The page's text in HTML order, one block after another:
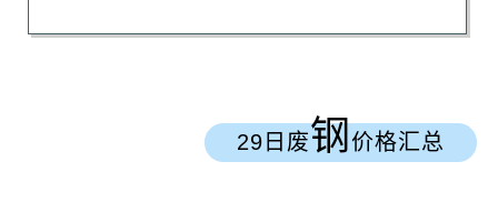
29日废钢价格汇总